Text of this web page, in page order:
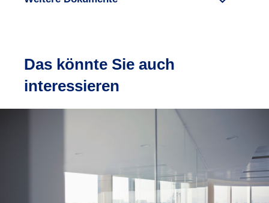
Das könnte Sie auch
interessieren